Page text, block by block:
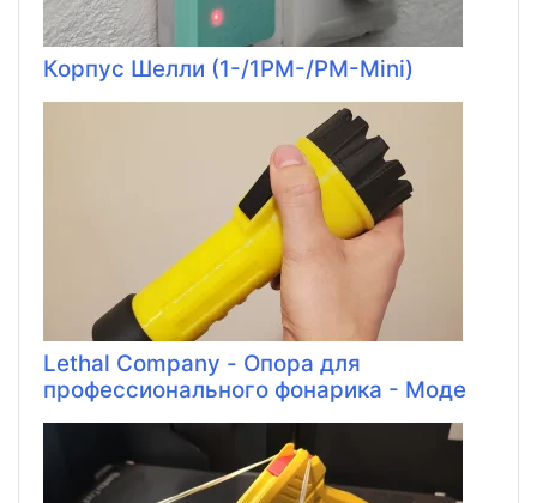
Корпус Шелли (1-/1PM-/PM-Mini)
Lethal Company - Опора для
профессионального фонарика - Моде